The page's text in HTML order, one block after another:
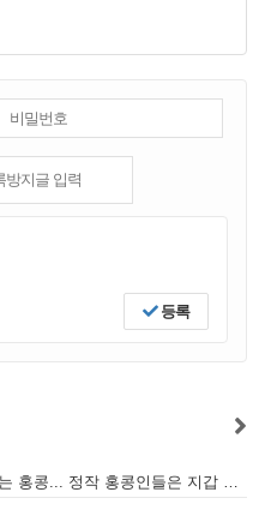
등록